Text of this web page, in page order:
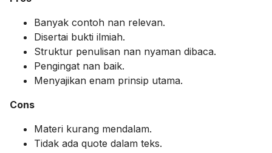
Banyak contoh nan relevan.
Disertai bukti ilmiah.
Struktur penulisan nan nyaman dibaca.
Pengingat nan baik.
Menyajikan enam prinsip utama.
Cons
Materi kurang mendalam.
Tidak ada quote dalam teks.